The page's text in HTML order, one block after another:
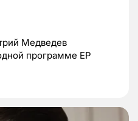
Медведев
программе ЕР